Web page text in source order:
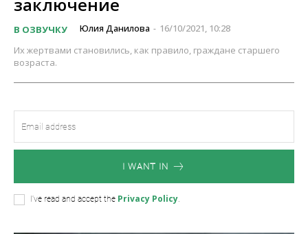
В ОЗВУЧКУ Юлия Данилова - 16/10/2021, 10:28
Их жертвами становились, как правило, граждане старшего
возраста.
I WANT IN
I've read and accept the Privacy Policy.